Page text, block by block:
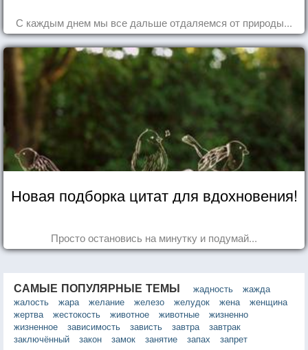
С каждым днем мы все дальше отдаляемся от природы...
Новая подборка цитат для вдохновения!
Просто остановись на минутку и подумай...
САМЫЕ ПОПУЛЯРНЫЕ ТЕМЫ жадность
жажда
жалость
жара желание железо желудок жена
женщина
жертва
жестокость животное животные
жизненно
жизненное
зависимость зависть завтра
завтрак
заключённый
закон замок занятие запах
запрет